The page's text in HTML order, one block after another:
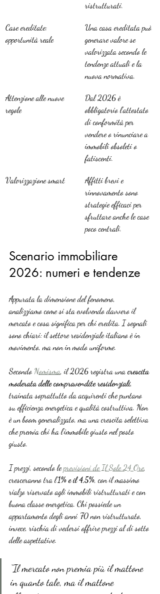
ristrutturati.
Case ereditate:
opportunità reale
Una casa ereditata può
generare valore se
valorizzata secondo le
tendenze attuali e la
nuova normativa.
Attenzione alle nuove
regole
Dal 2026 è
obbligatorio l’attestato
di conformità per
vendere o rinunciare a
immobili obsoleti o
fatiscenti.
Valorizzazione smart
Affitti brevi e
rinnovamento sono
strategie efficaci per
sfruttare anche le case
poco centrali.
Scenario immobiliare
2026: numeri e tendenze
Appurata la dimensione del fenomeno,
analizziamo come si sta evolvendo davvero il
mercato e cosa significa per chi eredita. I segnali
sono chiari: il settore residenziale italiano è in
movimento, ma non in modo uniforme.
Secondo Nomisma, il 2026 registra una crescita
moderata delle compravendite residenziali,
trainata soprattutto da acquirenti che puntano
su efficienza energetica e qualità costruttiva. Non
è un boom generalizzato, ma una crescita selettiva
che premia chi ha l’immobile giusto nel posto
giusto.
I prezzi, secondo le previsioni de Il Sole 24 Ore,
cresceranno tra l’1% e il 4,5%, con il massimo
rialzo riservato agli immobili ristrutturati e con
buona classe energetica. Chi possiede un
appartamento degli anni '70 non ristrutturato,
invece, rischia di vedersi offrire prezzi al di sotto
delle aspettative.
“Il mercato non premia più il mattone
in quanto tale, ma il mattone